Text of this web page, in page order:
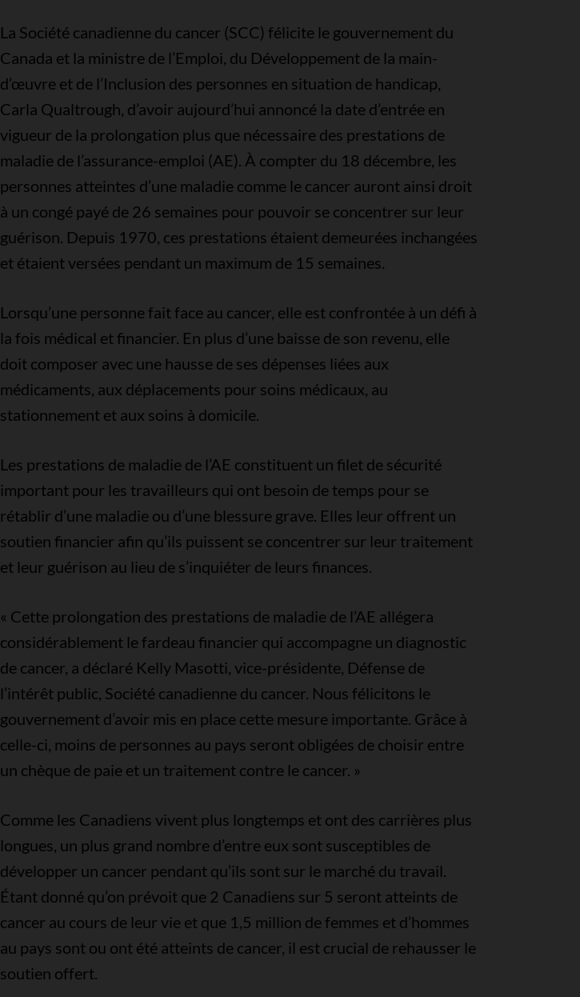
La Société canadienne du cancer (SCC) félicite le gouvernement du
Canada et la ministre de l’Emploi, du Développement de la main-
d’œuvre et de l’Inclusion des personnes en situation de handicap,
Carla Qualtrough, d’avoir aujourd’hui annoncé la date d’entrée en
vigueur de la prolongation plus que nécessaire des prestations de
maladie de l’assurance-emploi (AE). À compter du 18 décembre, les
personnes atteintes d’une maladie comme le cancer auront ainsi droit
à un congé payé de 26 semaines pour pouvoir se concentrer sur leur
guérison. Depuis 1970, ces prestations étaient demeurées inchangées
et étaient versées pendant un maximum de 15 semaines.
Lorsqu’une personne fait face au cancer, elle est confrontée à un défi à
la fois médical et financier. En plus d’une baisse de son revenu, elle
doit composer avec une hausse de ses dépenses liées aux
médicaments, aux déplacements pour soins médicaux, au
stationnement et aux soins à domicile.
Les prestations de maladie de l’AE constituent un filet de sécurité
important pour les travailleurs qui ont besoin de temps pour se
rétablir d’une maladie ou d’une blessure grave. Elles leur offrent un
soutien financier afin qu’ils puissent se concentrer sur leur traitement
et leur guérison au lieu de s’inquiéter de leurs finances.
« Cette prolongation des prestations de maladie de l’AE allégera
considérablement le fardeau financier qui accompagne un diagnostic
de cancer, a déclaré Kelly Masotti, vice-présidente, Défense de
l’intérêt public, Société canadienne du cancer. Nous félicitons le
gouvernement d’avoir mis en place cette mesure importante. Grâce à
celle-ci, moins de personnes au pays seront obligées de choisir entre
un chèque de paie et un traitement contre le cancer. »
Comme les Canadiens vivent plus longtemps et ont des carrières plus
longues, un plus grand nombre d’entre eux sont susceptibles de
développer un cancer pendant qu’ils sont sur le marché du travail.
Étant donné qu’on prévoit que 2 Canadiens sur 5 seront atteints de
cancer au cours de leur vie et que 1,5 million de femmes et d’hommes
au pays sont ou ont été atteints de cancer, il est crucial de rehausser le
soutien offert.